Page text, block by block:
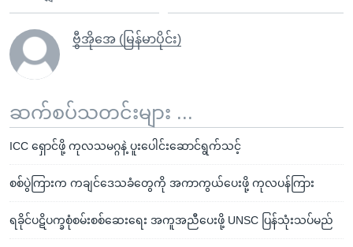
ဗွီအိုအေ (မြန်မာပိုင်း)
ဆက်စပ်သတင်းများ ...
ICC ရှောင်ဖို့ ကုလသမဂ္ဂနဲ့ ပူးပေါင်းဆောင်ရွက်သင့်
စစ်ပွဲကြားက ကချင်ဒေသခံတွေကို အကာကွယ်ပေးဖို့ ကုလပန်ကြား
ရခိုင်ပဋိပက္ခစုံစမ်းစစ်ဆေးရေး အကူအညီပေးဖို့ UNSC ပြန်သုံးသပ်မည်